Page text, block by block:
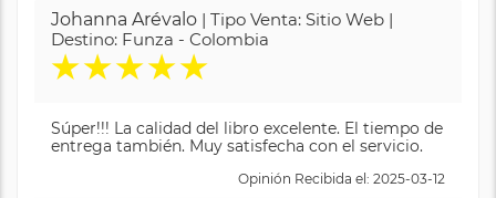
Johanna Arévalo | Tipo Venta: Sitio Web |
Destino: Funza - Colombia
★★★★★
Súper!!! La calidad del libro excelente. El tiempo de
entrega también. Muy satisfecha con el servicio.
Opinión Recibida el: 2025-03-12